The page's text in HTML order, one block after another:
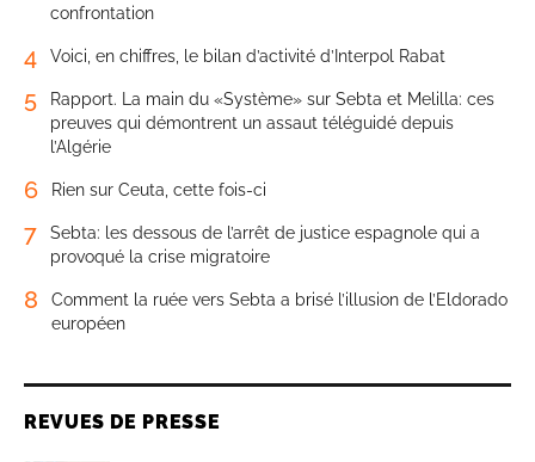
confrontation
4 Voici, en chiffres, le bilan d’activité d’Interpol Rabat
5
Rapport. La main du «Système» sur Sebta et Melilla: ces
preuves qui démontrent un assaut téléguidé depuis
l’Algérie
6 Rien sur Ceuta, cette fois-ci
7
Sebta: les dessous de l’arrêt de justice espagnole qui a
provoqué la crise migratoire
8
Comment la ruée vers Sebta a brisé l’illusion de l’Eldorado
européen
REVUES DE PRESSE